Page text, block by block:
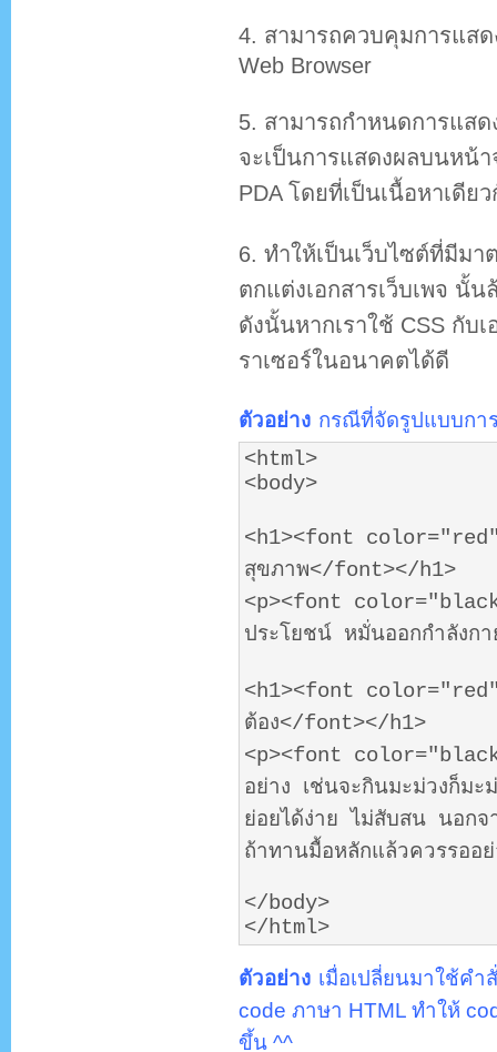
4. สามารถควบคุมการแส
Web Browser
5. สามารถกำหนดการแส
จะเป็นการแสดงผลบนหน้
PDA โดยที่เป็นเนื้อหาเดีย
6. ทำให้เป็นเว็บไซต์ที่มีมา
ตกแต่งเอกสารเว็บเพจ นั้
ดังนั้นหากเราใช้ CSS กับเ
ราเซอร์ในอนาคตได้ดี
ตัวอย่าง กรณีที่จัดรูปแบบกา
<html>
<body>
<h1><font
สุขภาพ</font></h1>
<p><font
ประโยชน์ หมั่นออกกำลังก
<h1><font
ต้อง</font></h1>
<p><font
อย่าง เช่นจะกินมะม่วงก็มะ
ย่อยได้ง่าย ไม่สับสน นอกจ
ถ้าทานมื้อหลักแล้วควรรอ
</body>
</html>
ตัวอย่าง เมื่อเปลี่ยนมาใช้ค
code ภาษา HTML ทำให้
ขึ้น ^^